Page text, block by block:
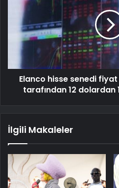
Elanco hisse senedi
tarafından 12
İlgili Makaleler